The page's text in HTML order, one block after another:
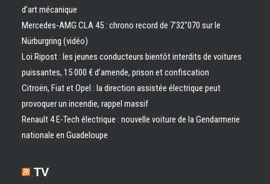
d’art mécanique
Mercedes-AMG CLA 45 : chrono record de 7’32″070 sur le
Nürburgring (vidéo)
Loi Ripost : les jeunes conducteurs bientôt interdits de voitures
puissantes, 15 000 € d’amende, prison et confiscation
Citroën, Fiat et Opel : la direction assistée électrique peut
provoquer un incendie, rappel massif
Renault 4 E-Tech électrique : nouvelle voiture de la Gendarmerie
nationale en Guadeloupe
TV